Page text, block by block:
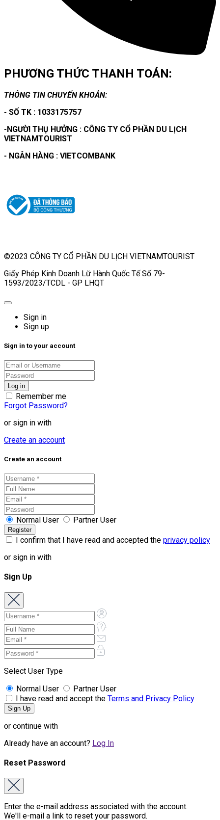
PHƯƠNG THỨC THANH TOÁN:
THÔNG TIN CHUYỂN KHOẢN:
- SỐ TK : 1033175757
-NGƯỜI THỤ HƯỞNG : CÔNG TY CỔ PHẦN DU LỊCH
VIETNAMTOURIST
- NGÂN HÀNG : VIETCOMBANK
©2023 CÔNG TY CỔ PHẦN DU LỊCH VIETNAMTOURIST
Giấy Phép Kinh Doanh Lữ Hành Quốc Tế Số 79-
1593/2023/TCDL - GP LHQT
Sign in
Sign up
Sign in to your account
Remember me
Forgot Password?
or sign in with
Create an account
Create an account
Normal User Partner User
I confirm that I have read and accepted the privacy policy
or sign in with
Sign Up
Select User Type
Normal User
Partner User
I have read and accept the Terms and Privacy Policy
or continue with
Already have an account? Log In
Reset Password
Enter the e-mail address associated with the account.
We'll e-mail a link to reset your password.